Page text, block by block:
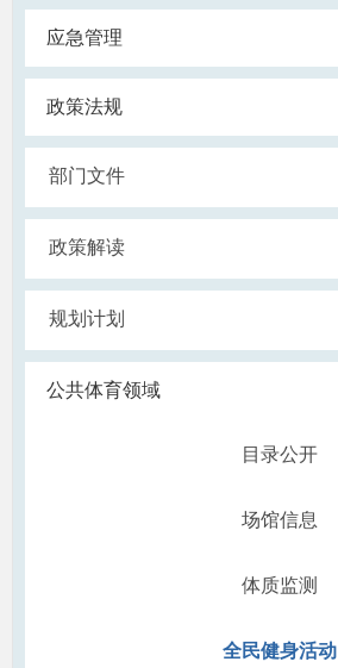
应急管理
政策法规
部门文件
政策解读
规划计划
公共体育领域
目录公开
场馆信息
体质监测
全民健身活动